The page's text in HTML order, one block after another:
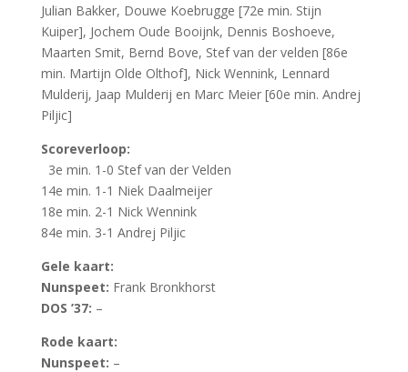
Julian Bakker, Douwe Koebrugge [72e min. Stijn
Kuiper], Jochem Oude Booijnk, Dennis Boshoeve,
Maarten Smit, Bernd Bove, Stef van der velden [86e
min. Martijn Olde Olthof], Nick Wennink, Lennard
Mulderij, Jaap Mulderij en Marc Meier [60e min. Andrej
Piljic]
Scoreverloop:
3e min. 1-0 Stef van der Velden
14e min. 1-1 Niek Daalmeijer
18e min. 2-1 Nick Wennink
84e min. 3-1 Andrej Piljic
Gele kaart:
Nunspeet: Frank Bronkhorst
DOS ’37: –
Rode kaart:
Nunspeet: –